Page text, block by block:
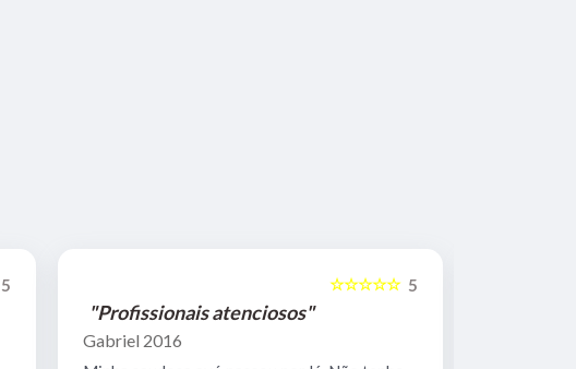
5 5
☆☆☆☆☆
"Profissionais atenciosos"
Gabriel 2016